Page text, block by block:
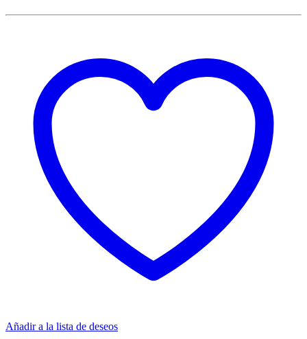
Añadir a la lista de deseos